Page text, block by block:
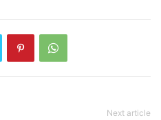
Next article